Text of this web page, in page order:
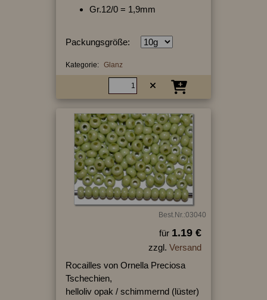
Gr.12/0 = 1,9mm
Packungsgröße:
Kategorie: Glanz
Best.Nr.:03040
für 1.19 €
zzgl. Versand
Rocailles von Ornella Preciosa
Tschechien,
helloliv opak / schimmernd (lüster)